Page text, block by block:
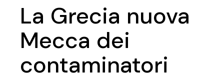
La Grecia nuova
Mecca dei
contaminatori